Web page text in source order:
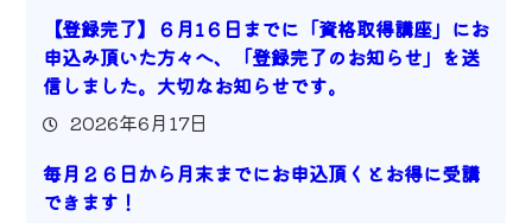
【登録完了】６月1６日までに「資格取得講座」にお
申込み頂いた方々へ、「登録完了のお知らせ」を送
信しました。大切なお知らせです。
2026年6月17日
毎月２６日から月末までにお申込頂くとお得に受講
できます！